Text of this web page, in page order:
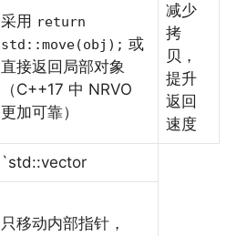
采用 return
std::move(obj); 或
直接返回局部对象
（C++17 中 NRVO
更加可靠）
减少
拷
贝，
提升
返回
速度
`std::vector
只移动内部指针，